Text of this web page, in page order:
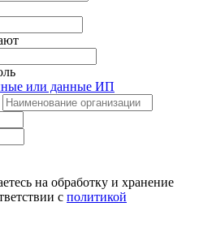
или данные ИП
на обработку и хранение
с политикой